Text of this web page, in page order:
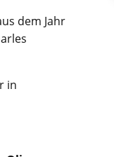
dem Jahr
in